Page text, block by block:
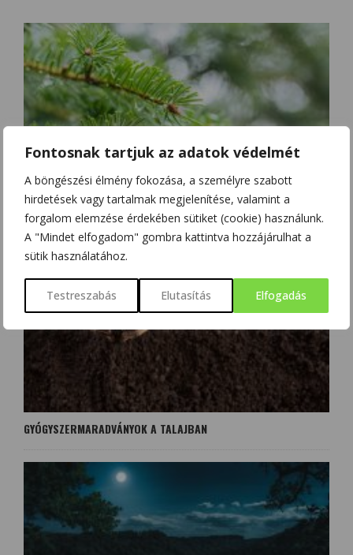
Fontosnak tartjuk az adatok védelmét
A böngészési élmény fokozása, a személyre szabott
hirdetések vagy tartalmak megjelenítése, valamint a
forgalom elemzése érdekében sütiket (cookie) használunk.
A "Mindet elfogadom" gombra kattintva hozzájárulhat a
sütik használatához.
Testreszabás Elutasítás Elfogadás
FELGYORSULT A LUCFENYŐK PUSZTULÁSA
GYÓGYSZERMARADVÁNYOK A TALAJBAN